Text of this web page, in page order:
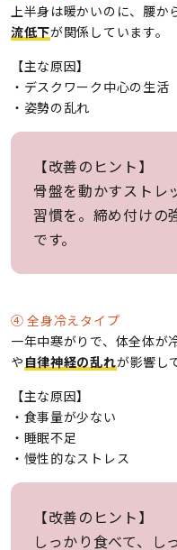
上半身は暖かいのに、腰か
流低下が関係しています。
【主な原因】
・デスクワーク中心の生活
・姿勢の乱れ
【改善のヒント】
骨盤を動かすストレ
習慣を。締め付けの
です。
④ 全身冷えタイプ
一年中寒がりで、体全体が
や 自律神経の乱れが影響し
【主な原因】
・食事量が少ない
・睡眠不足
・慢性的なストレス
【改善のヒント】
しっかり食べて、し